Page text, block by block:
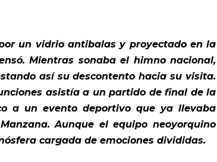
un vidrio antibalas y proyectado en la
Mientras sonaba el himno nacional,
así su descontento hacia su visita.
asistía a un partido de final de la
a un evento deportivo que ya llevaba
Aunque el equipo neoyorquino
cargada de emociones divididas.